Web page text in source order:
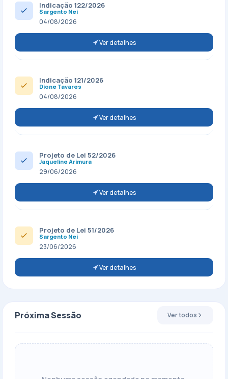
Indicação 122/2026
Sargento Nei
04/08/2026
Ver detalhes
Indicação 121/2026
Dione Tavares
04/08/2026
Ver detalhes
Projeto de Lei 52/2026
Jaqueline Arimura
29/06/2026
Ver detalhes
Projeto de Lei 51/2026
Sargento Nei
23/06/2026
Ver detalhes
Próxima Sessão Ver todos